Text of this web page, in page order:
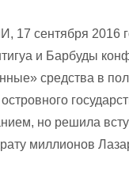
17 сентября 2016
и Барбуды
средства в
но решила
миллионов